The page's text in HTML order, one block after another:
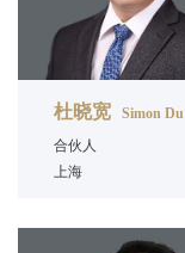
杜晓宽
Simon Du
合伙人
上海